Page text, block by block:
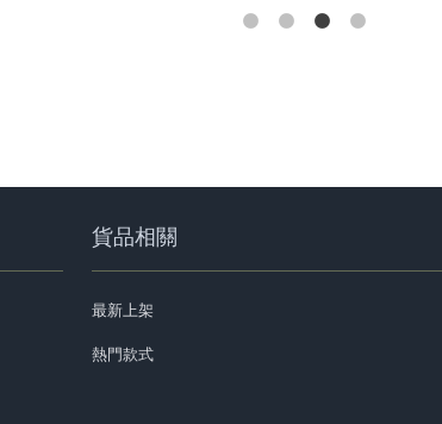
貨品相關
最新上架
熱門款式